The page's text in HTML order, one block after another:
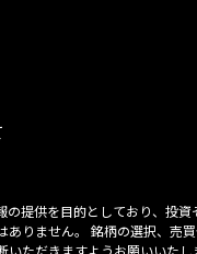
の提供を目的としており、投資
りません。 銘柄の選択、売
ただきますようお願いいたし